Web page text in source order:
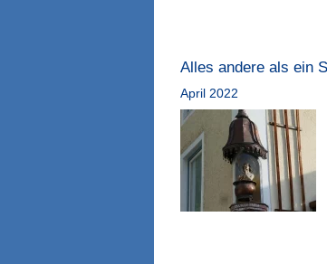
Alles andere als ein
April 2022